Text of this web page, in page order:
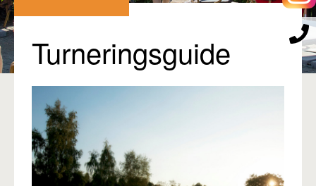
Gæster
Sporten
Erhverv
Den lille Kok
Pro
Turneringsguide